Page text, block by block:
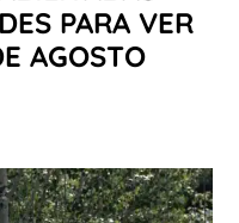
PARA VER
AGOSTO